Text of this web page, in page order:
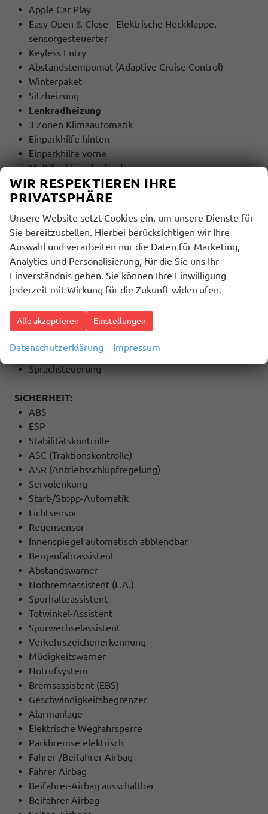
Apple Car Play
Easy Open & Close - Elektrische Heckklappe,
sensorgesteuerter
Keyless Entry
Abstandstempomat (Adaptive Cruise Control)
Winterpaket
Sitzheizung
Lenkradheizung
3 Zonen Klimaautomatik
Einparkhilfe hinten
Einparkhilfe vorne
Multifunktionslenkrad
Lederlenkrad
Fahrprofilauswahl (Drive Mode Select)
5 Jahre Garantie / 100.000 Km(EA8)
MULTIMEDIA UND KOMMUNIKATION:
Bordcomputer
Radio
Freisprecheinrichtung
Induktions-Ladestation
Bluetooth
Touchscreen
Sprachsteuerung
SICHERHEIT:
ABS
ESP
Stabilitätskontrolle
ASC (Traktionskontrolle)
ASR (Antriebsschlupfregelung)
Servolenkung
Start-/Stopp-Automatik
Lichtsensor
Regensensor
Innenspiegel automatisch abblendbar
Berganfahrassistent
Abstandswarner
Notbremsassistent (F.A.)
Spurhalteassistent
Totwinkel-Assistent
Spurwechselassistent
Verkehrszeichenerkennung
Müdigkeitswarner
Notrufsystem
Bremsassistent (EBS)
Geschwindigkeitsbegrenzer
Alarmanlage
Elektrische Wegfahrsperre
Parkbremse elektrisch
Fahrer-/Beifahrer Airbag
Fahrer Airbag
Beifahrer-Airbag ausschaltbar
Beifahrer-Airbag
WIR RESPEKTIEREN IHRE
PRIVATSPHÄRE
Unsere Website setzt Cookies ein, um unsere Dienste für
Sie bereitzustellen. Hierbei berücksichtigen wir Ihre
Auswahl und verarbeiten nur die Daten für Marketing,
Analytics und Personalisierung, für die Sie uns Ihr
Einverständnis geben. Sie können Ihre Einwilligung
jederzeit mit Wirkung für die Zukunft widerrufen.
Alle akzeptieren Einstellungen
Datenschutzerklärung Impressum